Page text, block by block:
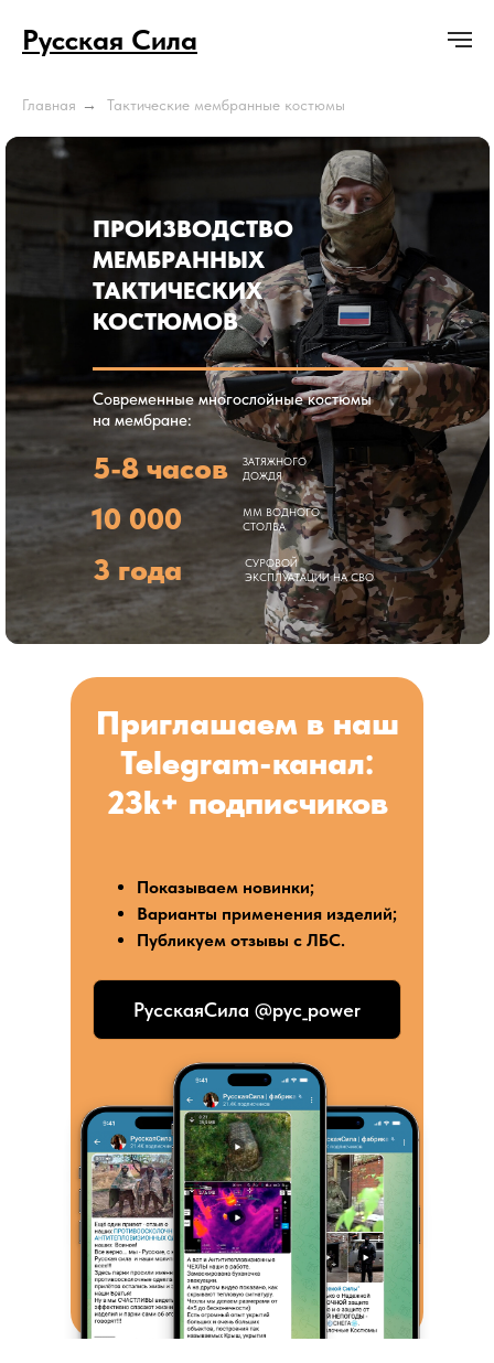
Русская Сила
Главная → Тактические мембранные костюмы
ПРОИЗВОДСТВО
МЕМБРАННЫХ
ТАКТИЧЕСКИХ
КОСТЮМОВ
ЗАТЯЖНОГО
ДОЖДЯ
5-8 часов
Современные многослойные костюмы
на мембране:
10 000
ММ ВОДНОГО
СТОЛБА
3 года
СУРОВОЙ
ЭКСПЛУАТАЦИИ НА СВО
Показываем новинки;
Варианты применения изделий;
Публикуем отзывы с ЛБС.
Приглашаем в наш
Telegram-канал:
23k+ подписчиков
РусскаяСила @pyc_power